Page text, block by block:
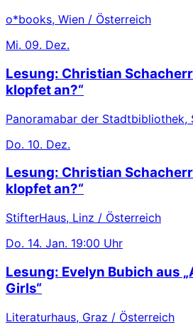
o*books, Wien / Österreich
Mi. 09. Dez.
Lesung: Christian
klopfet an?“
Panoramabar der Stadtbibliothek,
Do. 10. Dez.
Lesung: Christian
klopfet an?“
StifterHaus, Linz / Österreich
Do. 14. Jan. 19:00 Uhr
Lesung: Evelyn Bubich aus
Girls“
Literaturhaus, Graz / Österreich